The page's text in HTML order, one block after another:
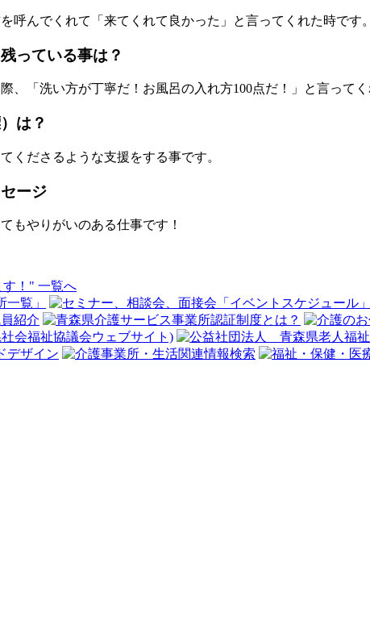
呼んでくれて「来てくれて良かった」と言ってくれた時です。
っている事は？
、「洗い方が丁寧だ！お風呂の入れ方100点だ！」と言ってく
は？
くださるような支援をする事です。
ージ
もやりがいのある仕事です！
！" 一覧へ